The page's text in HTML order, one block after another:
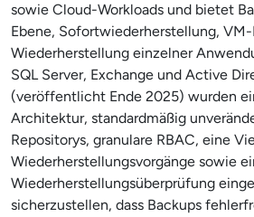
sowie Cloud-Workloads und bietet
Ebene, Sofortwiederherstellung,
Wiederherstellung einzelner
SQL Server, Exchange und Active
(veröffentlicht Ende 2025) wurden
Architektur, standardmäßig
Repositorys, granulare RBAC, eine
Wiederherstellungsvorgänge sowie
Wiederherstellungsüberprüfung
sicherzustellen, dass Backups